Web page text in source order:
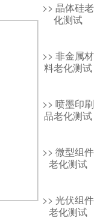
>> 晶体硅老
化测试
>> 非金属材
料老化测试
>> 喷墨印刷
品老化测试
>> 微型组件
老化测试
>> 光伏组件
老化测试